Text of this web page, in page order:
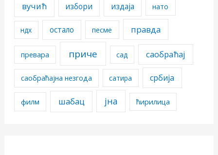
вучић избори издаја нато
ндх остало песме правда
превара приче сад саобраћај
саобраћајна незгода сатира србија
филм шабац јна ћирилица